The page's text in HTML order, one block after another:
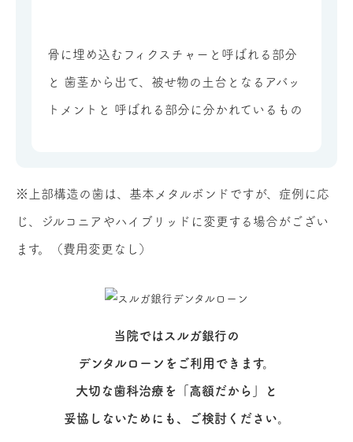
骨に埋め込むフィクスチャーと呼ばれる部分
と 歯茎から出て、被せ物の土台となるアバッ
トメントと 呼ばれる部分に分かれているもの
※上部構造の歯は、基本メタルボンドですが、症例に応
じ、ジルコニアやハイブリッドに変更する場合がござい
ます。（費用変更なし）
当院ではスルガ銀行の
デンタルローンをご利用できます。
大切な歯科治療を「高額だから」と
妥協しないためにも、ご検討ください。